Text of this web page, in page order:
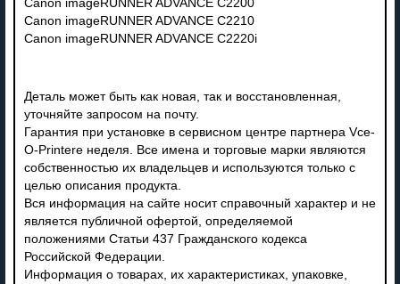
Canon imageRUNNER ADVANCE C2200
Canon imageRUNNER ADVANCE C2210
Canon imageRUNNER ADVANCE C2220i
Деталь может быть как новая, так и восстановленная,
уточняйте запросом на почту.
Гарантия при установке в сервисном центре партнера Vce-
O-Printere неделя. Все имена и торговые марки являются
собственностью их владельцев и используются только с
целью описания продукта.
Вся информация на сайте носит справочный характер и не
является публичной офертой, определяемой
положениями Статьи 437 Гражданского кодекса
Российской Федерации.
Информация о товарах, их характеристиках, упаковке,